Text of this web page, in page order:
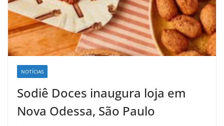
NOTÍCIAS
Sodiê Doces inaugura loja em
Nova Odessa, São Paulo